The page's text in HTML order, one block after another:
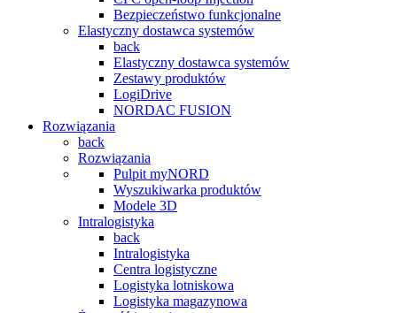
Bezpieczeństwo funkcjonalne
Elastyczny dostawca systemów
back
Elastyczny dostawca systemów
Zestawy produktów
LogiDrive
NORDAC FUSION
Rozwiązania
back
Rozwiązania
Pulpit myNORD
Wyszukiwarka produktów
Modele 3D
Intralogistyka
back
Intralogistyka
Centra logistyczne
Logistyka lotniskowa
Logistyka magazynowa